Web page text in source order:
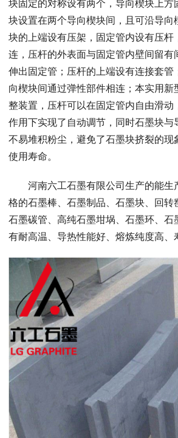
块固定的对称设有两个，导向楔块上方
块设置在两个导向楔块间，且可沿导向
块的上端设有压架，固定管内设有压杆
连，压杆的外表面与固定管内壁间留有
伸出固定管；压杆的上端设有连接套管
向楔块间通过弹性部件相连；本实用新
整装置，压杆可以在固定管内自由滑动
作用下实现了自动调节，同时石墨块与
不易堆积粉尘，避免了石墨块挤裂的现
使用寿命。
河南六工石墨有限公司生产的能生
格的石墨棒、石墨制品、石墨块、回转
石墨碳管、高纯石墨坩埚、石墨环、石
有耐高温、导热性能好、熔炼纯度高、